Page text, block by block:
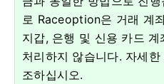
로 Raceoption은 거래 계
지갑, 은행 및 신용 카드
처리하지 않습니다. 자세
조하십시오.